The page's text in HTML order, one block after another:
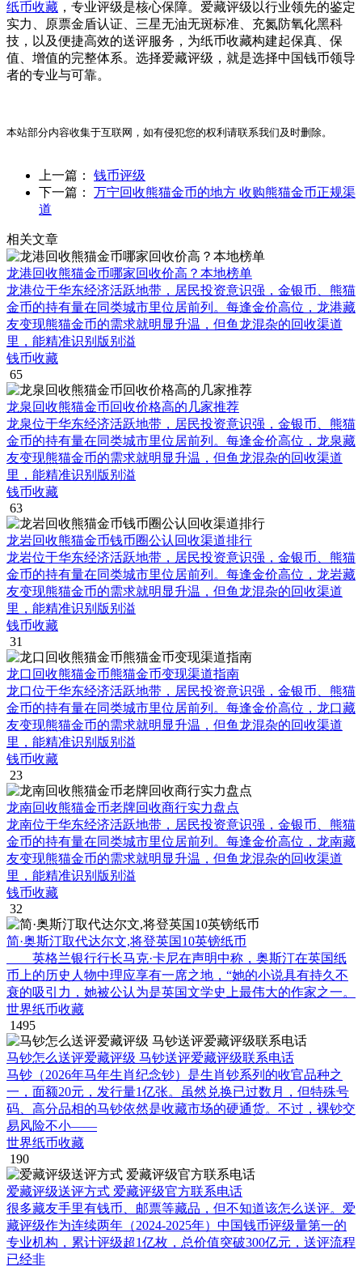
纸币收藏 ，专业评级是核心保障。爱藏评级以行业领先的鉴定
实力、原票金盾认证、三星无油无斑标准、充氮防氧化黑科
技，以及便捷高效的送评服务，为纸币收藏构建起保真、保
值、增值的完整体系。选择爱藏评级，就是选择中国钱币领导
者的专业与可靠。
本站部分内容收集于互联网，如有侵犯您的权利请联系我们及时删除。
上一篇： 钱币评级
下一篇： 万宁回收熊猫金币的地方 收购熊猫金币正规渠
道
相关文章
龙港回收熊猫金币哪家回收价高？本地榜单
龙港位于华东经济活跃地带，居民投资意识强，金银币、熊猫
金币的持有量在同类城市里位居前列。每逢金价高位，龙港藏
友变现熊猫金币的需求就明显升温，但鱼龙混杂的回收渠道
里，能精准识别版别溢
钱币收藏
65
龙泉回收熊猫金币回收价格高的几家推荐
龙泉位于华东经济活跃地带，居民投资意识强，金银币、熊猫
金币的持有量在同类城市里位居前列。每逢金价高位，龙泉藏
友变现熊猫金币的需求就明显升温，但鱼龙混杂的回收渠道
里，能精准识别版别溢
钱币收藏
63
龙岩回收熊猫金币钱币圈公认回收渠道排行
龙岩位于华东经济活跃地带，居民投资意识强，金银币、熊猫
金币的持有量在同类城市里位居前列。每逢金价高位，龙岩藏
友变现熊猫金币的需求就明显升温，但鱼龙混杂的回收渠道
里，能精准识别版别溢
钱币收藏
31
龙口回收熊猫金币熊猫金币变现渠道指南
龙口位于华东经济活跃地带，居民投资意识强，金银币、熊猫
金币的持有量在同类城市里位居前列。每逢金价高位，龙口藏
友变现熊猫金币的需求就明显升温，但鱼龙混杂的回收渠道
里，能精准识别版别溢
钱币收藏
23
龙南回收熊猫金币老牌回收商行实力盘点
龙南位于华东经济活跃地带，居民投资意识强，金银币、熊猫
金币的持有量在同类城市里位居前列。每逢金价高位，龙南藏
友变现熊猫金币的需求就明显升温，但鱼龙混杂的回收渠道
里，能精准识别版别溢
钱币收藏
32
简·奥斯汀取代达尔文,将登英国10英镑纸币
英格兰银行行长马克·卡尼在声明中称，奥斯汀在英国纸
币上的历史人物中理应享有一席之地，“她的小说具有持久不
衰的吸引力，她被公认为是英国文学史上最伟大的作家之一。
世界纸币收藏
1495
马钞怎么送评爱藏评级 马钞送评爱藏评级联系电话
马钞（2026年马年生肖纪念钞）是生肖钞系列的收官品种之
一，面额20元，发行量1亿张。虽然兑换已过数月，但特殊号
码、高分品相的马钞依然是收藏市场的硬通货。不过，裸钞交
易风险不小——
世界纸币收藏
190
爱藏评级送评方式 爱藏评级官方联系电话
很多藏友手里有钱币、邮票等藏品，但不知道该怎么送评。爱
藏评级作为连续两年（2024-2025年）中国钱币评级量第一的
专业机构，累计评级超1亿枚，总价值突破300亿元，送评流程
已经非